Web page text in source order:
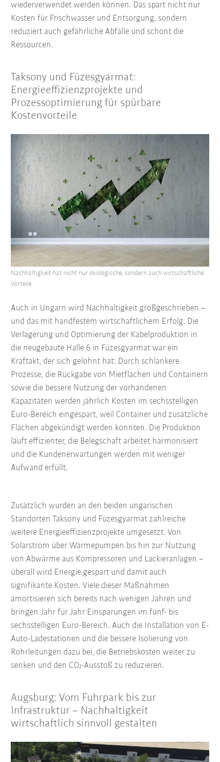
wiederverwendet werden können. Das spart nicht nur
Kosten für Frischwasser und Entsorgung, sondern
reduziert auch gefährliche Abfälle und schont die
Ressourcen.
Taksony und Füzesgyarmat:
Energieeffizienzprojekte und
Prozessoptimierung für spürbare
Kostenvorteile
Auch in Ungarn wird Nachhaltigkeit großgeschrieben –
und das mit handfestem wirtschaftlichem Erfolg. Die
Verlagerung und Optimierung der Kabelproduktion in
die neugebaute Halle 6 in Füzesgyarmat war ein
Kraftakt, der sich gelohnt hat: Durch schlankere
Prozesse, die Rückgabe von Mietflächen und Containern
sowie die bessere Nutzung der vorhandenen
Kapazitäten werden jährlich Kosten im sechsstelligen
Euro-Bereich eingespart, weil Container und zusätzliche
Flächen abgekündigt werden konnten. Die Produktion
läuft effizienter, die Belegschaft arbeitet harmonisiert
und die Kundenerwartungen werden mit weniger
Aufwand erfüllt.
Nachhaltigkeit hat nicht nur ökologische, sondern auch wirtschaftliche
Vorteile.
Zusätzlich wurden an den beiden ungarischen
Standorten Taksony und Füzesgyarmat zahlreiche
weitere Energieeffizienzprojekte umgesetzt. Von
Solarstrom über Wärmepumpen bis hin zur Nutzung
von Abwärme aus Kompressoren und Lackieranlagen –
überall wird Energie gespart und damit auch
signifikante Kosten. Viele dieser Maßnahmen
amortisieren sich bereits nach wenigen Jahren und
bringen Jahr für Jahr Einsparungen im fünf- bis
sechsstelligen Euro-Bereich. Auch die Installation von E-
Auto-Ladestationen und die bessere Isolierung von
Rohrleitungen dazu bei, die Betriebskosten weiter zu
senken und den CO₂-Ausstoß zu reduzieren.
Augsburg: Vom Fuhrpark bis zur
Infrastruktur – Nachhaltigkeit
wirtschaftlich sinnvoll gestalten